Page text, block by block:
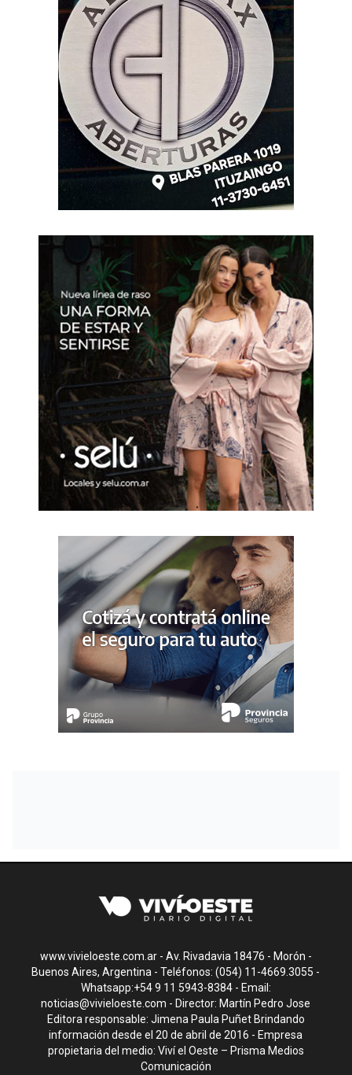
www.vivieloeste.com.ar - Av. Rivadavia 18476 - Morón -
Buenos Aires, Argentina - Teléfonos: (054) 11-4669.3055 -
Whatsapp:+54 9 11 5943-8384 - Email:
noticias@vivieloeste.com - Director: Martín Pedro Jose
Editora responsable: Jimena Paula Puñet Brindando
información desde el 20 de abril de 2016 - Empresa
propietaria del medio: Viví el Oeste – Prisma Medios
Comunicación